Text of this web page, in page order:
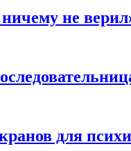
не
для